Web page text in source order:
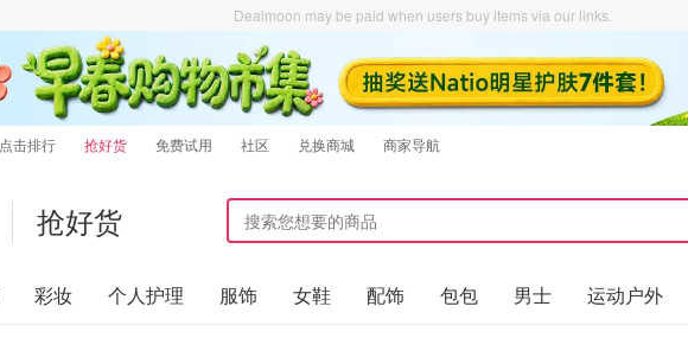
Dealmoon may be paid when users buy items via our links.
点击排行 抢好货 免费试用 社区 兑换商城 商家导航
抢好货
彩妆 个人护理 服饰 女鞋 配饰 包包 男士 运动户外